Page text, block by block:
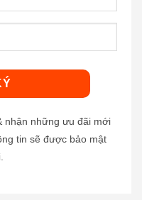
nhận những ưu đãi mới
tin sẽ được bảo mật